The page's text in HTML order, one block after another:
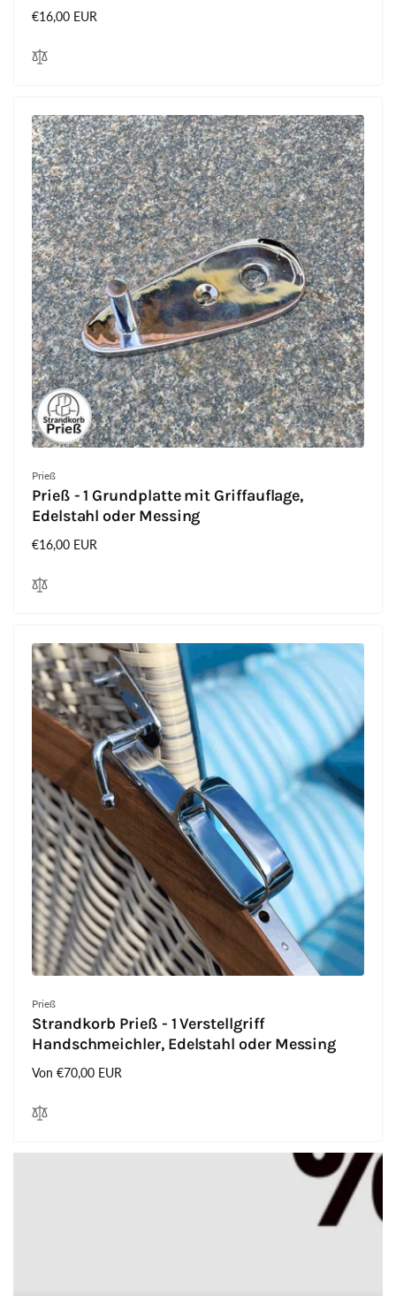
Normaler
€16,00 EUR
Anbieter:
Prieß
Prieß - 1 Grundplatte mit Griffauflage,
Edelstahl oder Messing
Normaler
€16,00 EUR
Anbieter:
Prieß
Strandkorb Prieß - 1 Verstellgriff
Handschmeichler, Edelstahl oder Messing
Normaler
Von €70,00 EUR